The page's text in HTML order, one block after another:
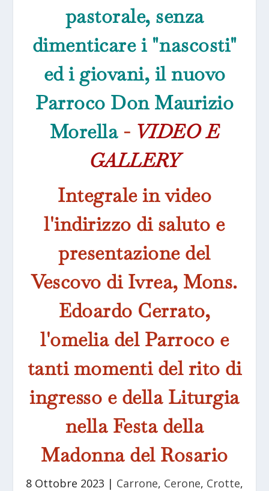
pastorale, senza
dimenticare i "nascosti"
ed i giovani, il nuovo
Parroco Don Maurizio
Morella- VIDEO E
GALLERY
Integrale in video
l'indirizzo di saluto e
presentazione del
Vescovo di Ivrea, Mons.
Edoardo Cerrato,
l'omelia del Parroco e
tanti momenti del rito di
ingresso e della Liturgia
nella Festa della
Madonna del Rosario
8 Ottobre 2023 | Carrone, Cerone, Crotte,